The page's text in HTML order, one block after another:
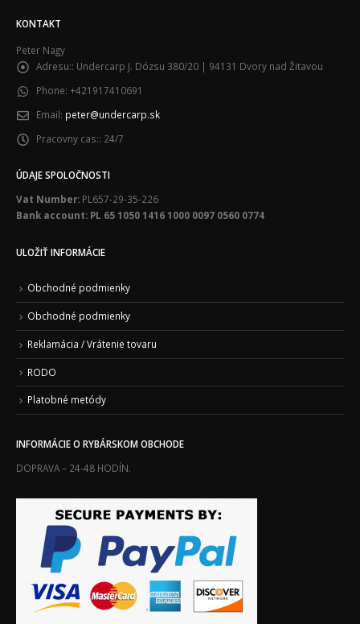
KONTAKT
Peter Nagy
Adresu:: Undercarp J. Dózsu 380/20 | 94131 Dvory nad Žitavou
Phone: +421917410691
Email: peter@undercarp.sk
Pracovny cas:: 24/7
ÚDAJE SPOLOČNOSTI
Vat Number: PL657-29-35-226
Bank account: PL 65 1050 1416 1000 0097 0560 0774
ULOŽIŤ INFORMÁCIE
Obchodné podmienky
Obchodné podmienky
Reklamácia / Vrátenie tovaru
RODO
Platobné metódy
INFORMÁCIE O RYBÁRSKOM OBCHODE
DOPRAVA – 24-48 HODÍN.